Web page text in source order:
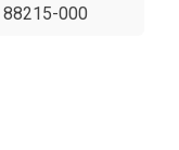
88215-000